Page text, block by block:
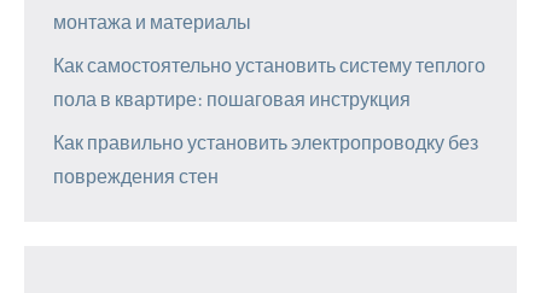
монтажа и материалы
Как самостоятельно установить систему теплого
пола в квартире: пошаговая инструкция
Как правильно установить электропроводку без
повреждения стен